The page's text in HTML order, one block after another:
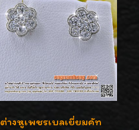
ต่างหูเพชรเบลเยี่ยมคัท